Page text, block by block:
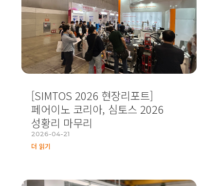
[SIMTOS 2026 현장리포트]
페어이노 코리아, 심토스 2026
성황리 마무리
2026-04-21
더 읽기